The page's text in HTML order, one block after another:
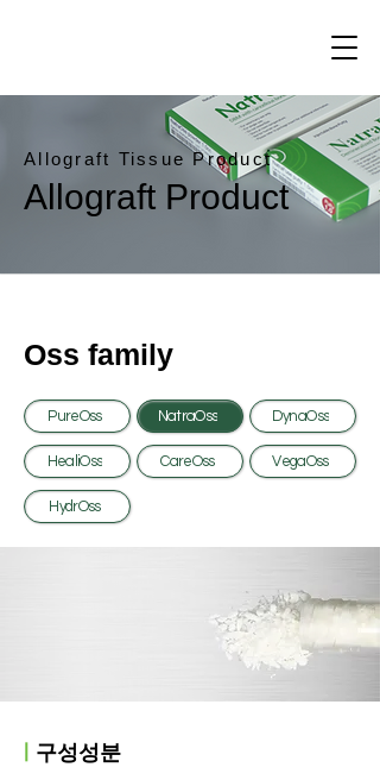
Allograft Tissue Product
Allograft Product
Oss family
PureOss NatraOss DynaOss
HealiOss CareOss VegaOss
HydrOss
구성성분